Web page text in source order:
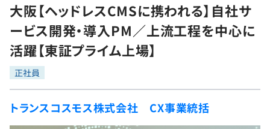
転職成功ガイド
転職エージェント
インタビュー
転職成功ガイド
求人検索
本選考
インターン
新卒エージェント
学習
問題集
4択課題
プログラミング言語
ゲーム・マンガ
Tech Team Journal
paizaとは？
大阪【ヘッドレスCMSに携われる】自社サ
ービス開発・導入PM／上流工程を中心に
活躍【東証プライム上場】
正社員
トランスコスモス株式会社 CX事業統括